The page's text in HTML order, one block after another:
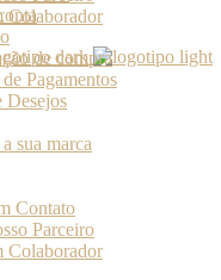
Colaborador
de compra
Pagamentos
Desejos
sua marca
Contato
Parceiro
Colaborador